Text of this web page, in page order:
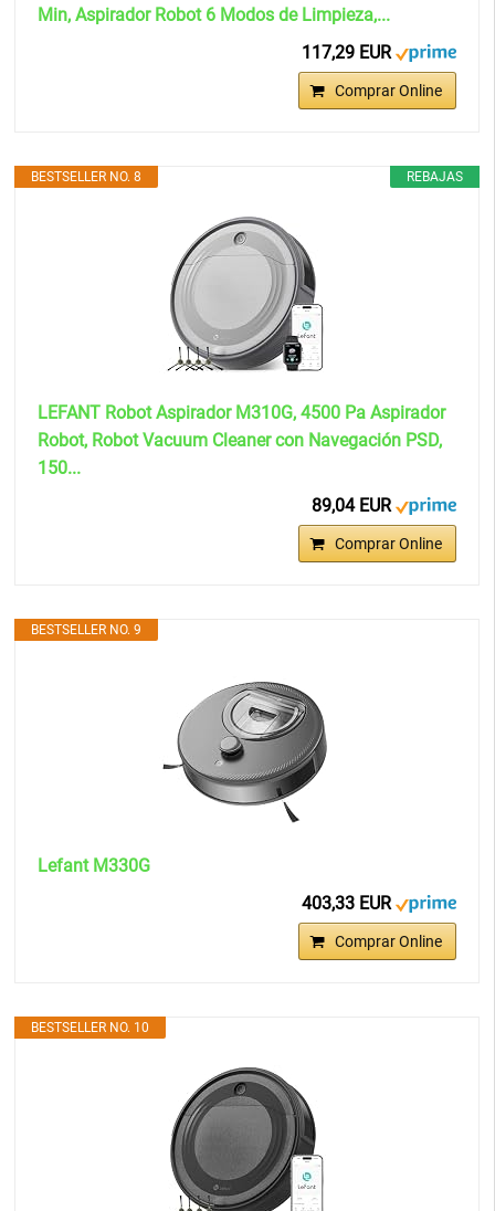
Min, Aspirador Robot 6 Modos de Limpieza,...
117,29 EUR
Comprar Online
REBAJAS
BESTSELLER NO. 8
LEFANT Robot Aspirador M310G, 4500 Pa Aspirador
Robot, Robot Vacuum Cleaner con Navegación PSD,
150...
89,04 EUR
Comprar Online
BESTSELLER NO. 9
Lefant M330G
403,33 EUR
Comprar Online
BESTSELLER NO. 10